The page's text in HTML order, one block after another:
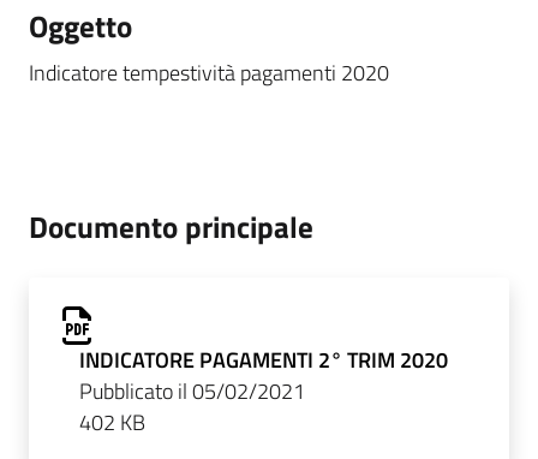
Oggetto
Indicatore tempestività pagamenti 2020
Documento principale
INDICATORE PAGAMENTI 2° TRIM 2020
Pubblicato il 05/02/2021
402 KB